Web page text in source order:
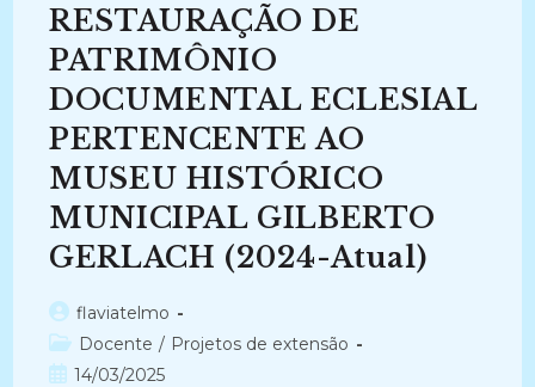
VAN
Dijk
(2023-
2023)
RESTAURAÇÃO DE
PATRIMÔNIO
DOCUMENTAL ECLESIAL
PERTENCENTE AO
MUSEU HISTÓRICO
MUNICIPAL GILBERTO
GERLACH (2024-Atual)
Autor
do
post:
flaviatelmo
Categoria
do
Docente / Projetos de extensão
Post14/03/2025